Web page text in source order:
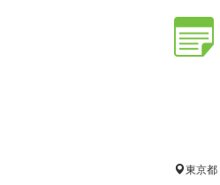
東京都